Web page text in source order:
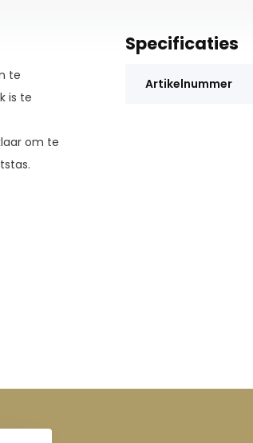
te
is te
om te
Specificaties
Artikelnummer